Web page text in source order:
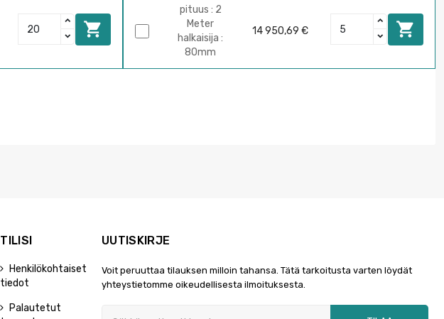

pituus : 2
Meter
halkaisija :
80mm
14 950,69 € 
TILISI
Henkilökohtaiset
tiedot
Palautetut
UUTISKIRJE
Voit peruuttaa tilauksen milloin tahansa. Tätä tarkoitusta varten löydät
yhteystietomme oikeudellisesta ilmoituksesta.